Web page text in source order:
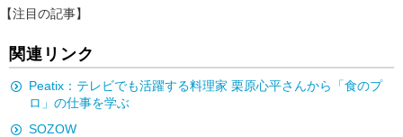
【注目の記事】
関連リンク
Peatix：テレビでも活躍する料理家 栗原心平さんから「食のプ
ロ」の仕事を学ぶ
SOZOW